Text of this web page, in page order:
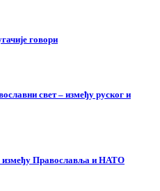
говори
свет – између руског и
између Православља и НАТО